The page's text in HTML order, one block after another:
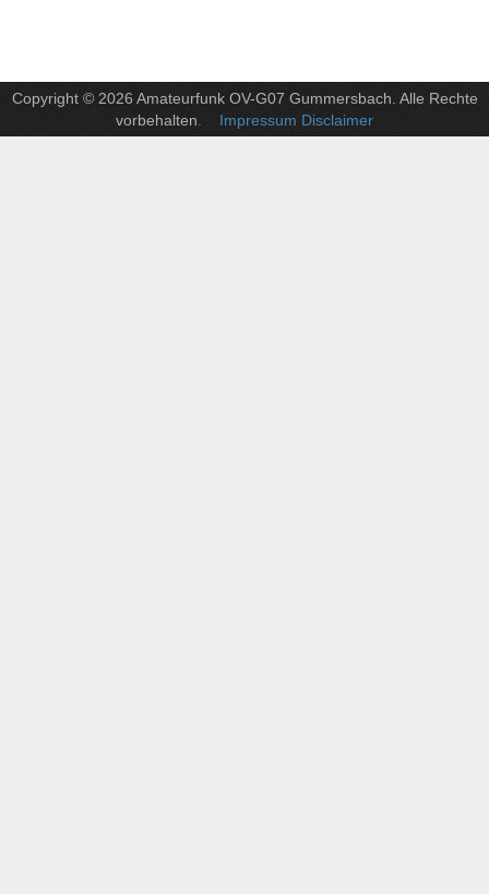
Copyright © 2026 Amateurfunk OV-G07 Gummersbach. Alle Rechte
vorbehalten . Impressum Disclaimer